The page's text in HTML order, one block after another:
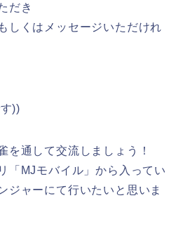
だき
しくはメッセージいただけれ
))
を通して交流しましょう！
「MJモバイル」から入ってい
ジャーにて行いたいと思いま